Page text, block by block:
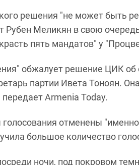
решения "не может быть
Рубен Меликян в свою
пять мандатов" у
обжалует решение ЦИК об
партии Ивета Тоноян.
Armenia Today.
отменены "именно
большое количество
ночи, под покровом